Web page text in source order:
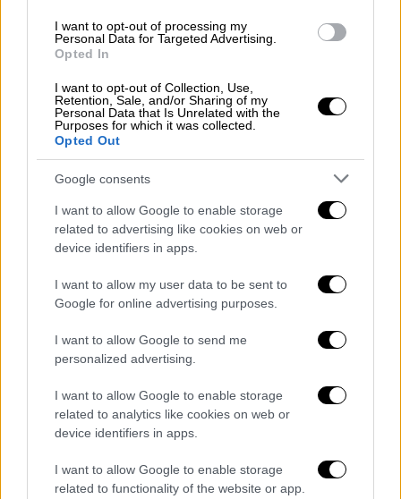
I want to opt-out of processing my
Personal Data for Targeted Advertising.
Opted In
I want to opt-out of Collection, Use,
Retention, Sale, and/or Sharing of my
Personal Data that Is Unrelated with the
Purposes for which it was collected.
Opted Out
Google consents
I want to allow Google to enable storage
related to advertising like cookies on web or
device identifiers in apps.
I want to allow my user data to be sent to
Google for online advertising purposes.
I want to allow Google to send me
personalized advertising.
I want to allow Google to enable storage
related to analytics like cookies on web or
device identifiers in apps.
I want to allow Google to enable storage
related to functionality of the website or app.
Ενώ η υπόλοιπη κοινωνία αγωνιζόταν να
επιβιώσει, μαφιόζοι και παραστρατιωτικοί
πλούτισαν στη διάρκεια του πολέμου,
εδραιώνοντας έναν ισχυρό δεσμό ανάμεσα
στον πλούτο και στο οργανωμένο έγκλημα
Αναλυτές λένε ότι η μαφία εξακολουθεί να
έχει μεγάλη επιρροή.
Η επέλαση των ριάλιτι αργότερα έβαλε τα